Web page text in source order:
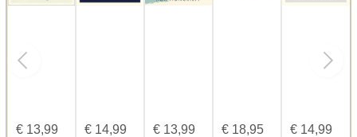
€13,99 €14,99 € 13,99 € 18,95 € 14,99